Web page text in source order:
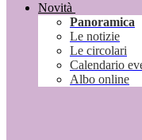
Novità
Panoramica
Le notizie
Le circolari
Calendario
Albo online